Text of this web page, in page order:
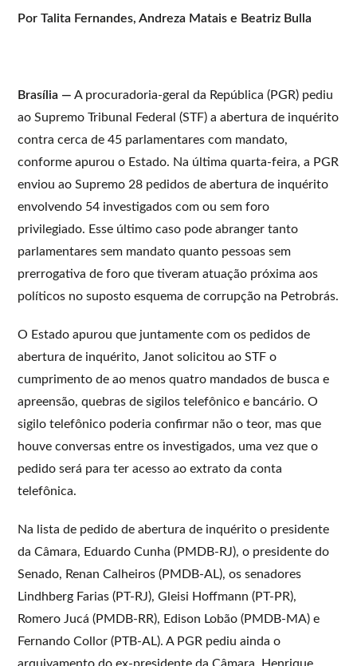
Por Talita Fernandes, Andreza Matais e Beatriz Bulla
Brasília — A procuradoria-geral da República (PGR) pediu
ao Supremo Tribunal Federal (STF) a abertura de inquérito
contra cerca de 45 parlamentares com mandato,
conforme apurou o Estado. Na última quarta-feira, a PGR
enviou ao Supremo 28 pedidos de abertura de inquérito
envolvendo 54 investigados com ou sem foro
privilegiado. Esse último caso pode abranger tanto
parlamentares sem mandato quanto pessoas sem
prerrogativa de foro que tiveram atuação próxima aos
políticos no suposto esquema de corrupção na Petrobrás.
O Estado apurou que juntamente com os pedidos de
abertura de inquérito, Janot solicitou ao STF o
cumprimento de ao menos quatro mandados de busca e
apreensão, quebras de sigilos telefônico e bancário. O
sigilo telefônico poderia confirmar não o teor, mas que
houve conversas entre os investigados, uma vez que o
pedido será para ter acesso ao extrato da conta
telefônica.
Na lista de pedido de abertura de inquérito o presidente
da Câmara, Eduardo Cunha (PMDB-RJ), o presidente do
Senado, Renan Calheiros (PMDB-AL), os senadores
Lindhberg Farias (PT-RJ), Gleisi Hoffmann (PT-PR),
Romero Jucá (PMDB-RR), Edison Lobão (PMDB-MA) e
Fernando Collor (PTB-AL). A PGR pediu ainda o
arquivamento do ex-presidente da Câmara, Henrique